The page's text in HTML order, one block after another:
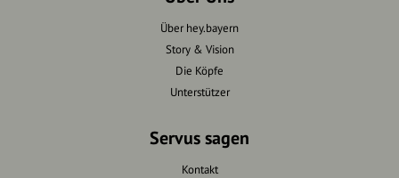
Über hey.bayern
Story & Vision
Die Köpfe
Unterstützer
Servus sagen
Kontakt